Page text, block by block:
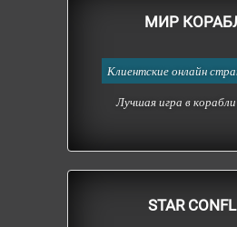
МИР
Клиентские онлайн
Лучшая игра в
STAR